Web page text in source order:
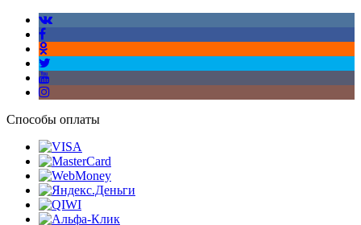
Способы оплаты